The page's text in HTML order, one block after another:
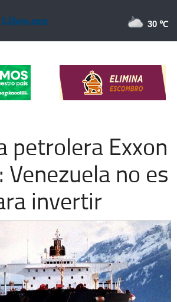
30 ℃
petrolera Exxon
Venezuela no es
invertir